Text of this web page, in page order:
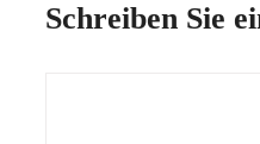
Schreiben Sie